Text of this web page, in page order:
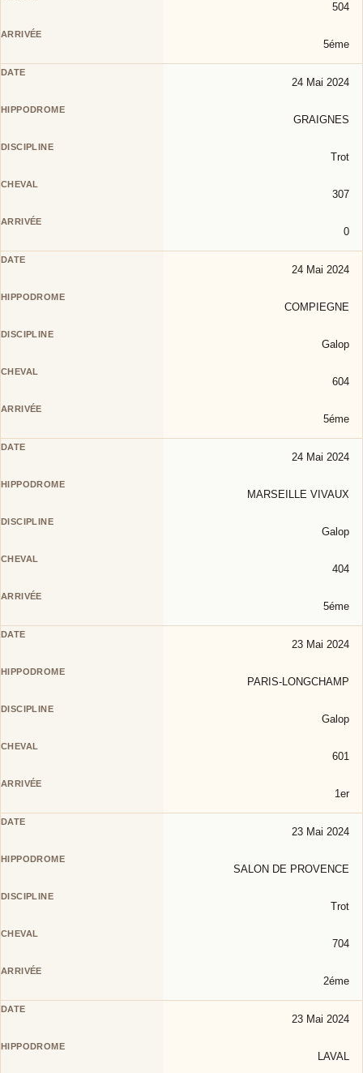
504
5éme
24 Mai 2024
GRAIGNES
Trot
307
0
24 Mai 2024
COMPIEGNE
Galop
604
5éme
24 Mai 2024
MARSEILLE VIVAUX
Galop
404
5éme
23 Mai 2024
PARIS-LONGCHAMP
Galop
601
1er
23 Mai 2024
SALON DE PROVENCE
Trot
704
2éme
23 Mai 2024
LAVAL